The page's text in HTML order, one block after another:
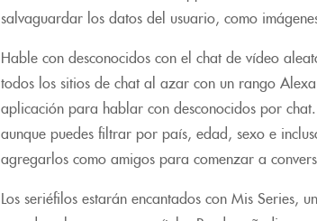
salvaguardar los datos del usuario, como
Hable con desconocidos con el chat de vídeo
todos los sitios de chat al azar con un rango
aplicación para hablar con desconocidos por
aunque puedes filtrar por país, edad, sexo e
agregarlos como amigos para comenzar a
Los seriéfilos estarán encantados con Mis Series,